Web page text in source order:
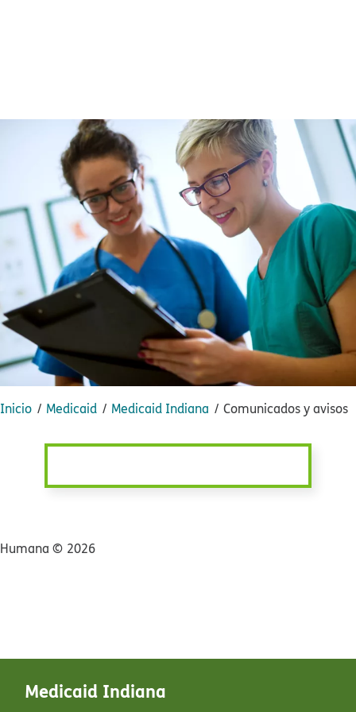
Inicio​​ Medicaid​​ Medicaid Indiana​​ Comunicados y avisos​​
Medicaid Indiana​​
Humana ©​​ 2026​​